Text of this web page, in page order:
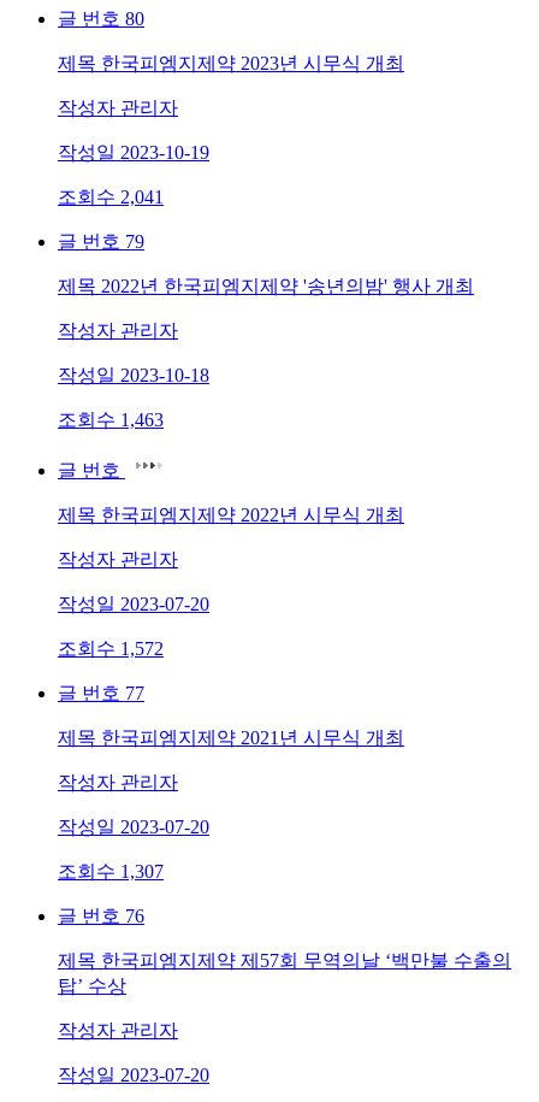
글 번호 80
제목 한국피엠지제약 2023년 시무식 개최
작성자 관리자
작성일 2023-10-19
조회수 2,041
글 번호 79
제목 2022년 한국피엠지제약 '송년의밤' 행사 개최
작성자 관리자
작성일 2023-10-18
조회수 1,463
글 번호
제목 한국피엠지제약 2022년 시무식 개최
작성자 관리자
작성일 2023-07-20
조회수 1,572
글 번호 77
제목 한국피엠지제약 2021년 시무식 개최
작성자 관리자
작성일 2023-07-20
조회수 1,307
글 번호 76
제목 한국피엠지제약 제57회 무역의날 ‘백만불 수출의
탑’ 수상
작성자 관리자
작성일 2023-07-20